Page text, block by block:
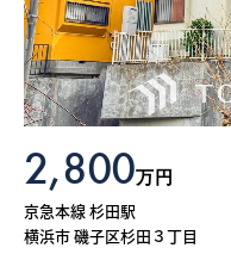
2,800万円
京急本線 杉田駅
横浜市 磯子区杉田３丁目